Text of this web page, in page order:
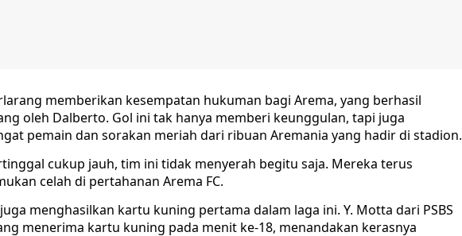
memberikan kesempatan hukuman bagi Arema, yang berhasil
oleh Dalberto. Gol ini tak hanya memberi keunggulan, tapi juga
pemain dan sorakan meriah dari ribuan Aremania yang hadir di stadion.
cukup jauh, tim ini tidak menyerah begitu saja. Mereka terus
celah di pertahanan Arema FC.
menghasilkan kartu kuning pertama dalam laga ini. Y. Motta dari PSBS
menerima kartu kuning pada menit ke-18, menandakan kerasnya